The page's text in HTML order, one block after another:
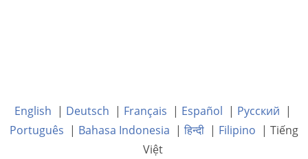
English | Deutsch | Français | Español | Русский |
Português | Bahasa Indonesia |हिन्दी | Filipino | Tiếng
Việt